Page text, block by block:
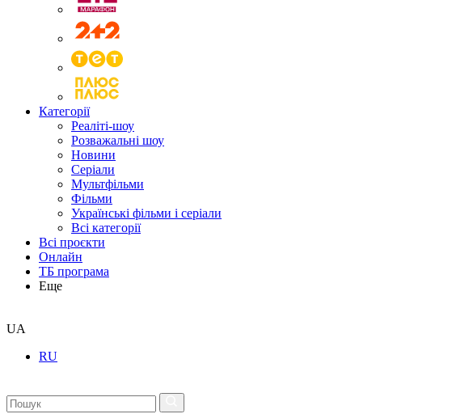
Категорії
Реаліті-шоу
Розважальні шоу
Новини
Серіали
Мультфільми
Фільми
Українські фільми і серіали
Всі категорії
Всі проєкти
Онлайн
ТБ програма
Еще
UA
RU